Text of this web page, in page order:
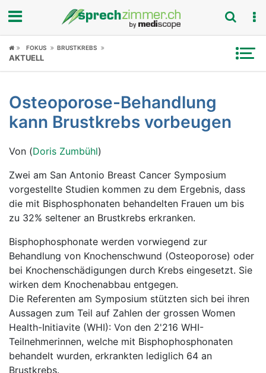
Fokus
Symptome
Ratgeber
Rubriken
FOKUS BRUSTKREBS
AKTUELL
Osteoporose-Behandlung
kann Brustkrebs vorbeugen
Von (Doris Zumbühl)
Zwei am San Antonio Breast Cancer Symposium
vorgestellte Studien kommen zu dem Ergebnis, dass
die mit Bisphosphonaten behandelten Frauen um bis
zu 32% seltener an Brustkrebs erkranken.
Bisphophosphonate werden vorwiegend zur
Behandlung von Knochenschwund (Osteoporose) oder
bei Knochenschädigungen durch Krebs eingesetzt. Sie
wirken dem Knochenabbau entgegen.
Die Referenten am Symposium stützten sich bei ihren
Aussagen zum Teil auf Zahlen der grossen Women
Health-Initiavite (WHI): Von den 2'216 WHI-
Teilnehmerinnen, welche mit Bisphophosphonaten
behandelt wurden, erkrankten lediglich 64 an
Brustkrebs.